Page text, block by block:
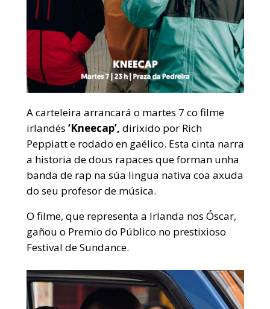
A carteleira arrancará o martes 7 co filme
irlandés ‘Kneecap’, dirixido por Rich
Peppiatt e rodado en gaélico. Esta cinta narra
a historia de dous rapaces que forman unha
banda de rap na súa lingua nativa coa axuda
do seu profesor de música.
O filme, que representa a Irlanda nos Óscar,
gañou o Premio do Público no prestixioso
Festival de Sundance.